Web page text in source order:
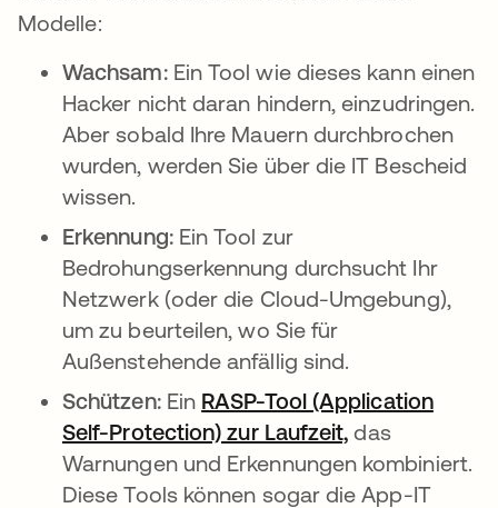
Modelle:
Wachsam: Ein Tool wie dieses kann einen
Hacker nicht daran hindern, einzudringen.
Aber sobald Ihre Mauern durchbrochen
wurden, werden Sie über die IT Bescheid
wissen.
Erkennung: Ein Tool zur
Bedrohungserkennung durchsucht Ihr
Netzwerk (oder die Cloud-Umgebung),
um zu beurteilen, wo Sie für
Außenstehende anfällig sind.
Schützen: Ein RASP-Tool (Application
Self-Protection) zur Laufzeit, das
Warnungen und Erkennungen kombiniert.
Diese Tools können sogar die App-IT